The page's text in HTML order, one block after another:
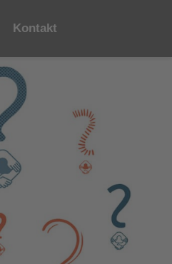
Kontakt